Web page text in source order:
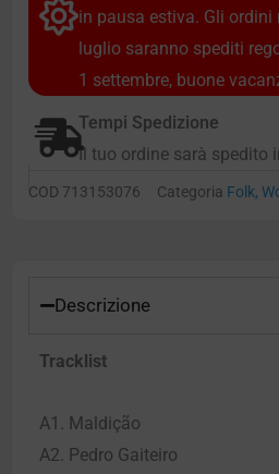
in pausa estiva. Gli ordini
luglio saranno spediti
1 settembre, buone
Tempi Spedizione
Il tuo ordine sarà spedito
COD 713153076 Categoria Folk,
Descrizione
Tracklist
A1. Maldição
A2. Pedro Gaiteiro